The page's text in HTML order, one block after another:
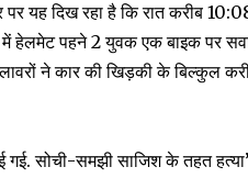
दिख रहा है कि रात करीब
पहने 2 युवक एक बाइक पर
ने कार की खिड़की के बिल्कुल
सोची-समझी साजिश के तहत